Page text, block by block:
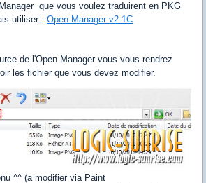
que vous voulez traduirent en PKG
utiliser : Open Manager v2.1C
de l'Open Manager vous vous rendrez
les fichier que vous devez modifier.
^^ (a modifier via Paint